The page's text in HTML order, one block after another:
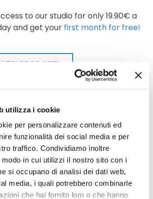
utilizza i cookie
per personalizzare contenuti ed
funzionalità dei social media e per
traffico. Condividiamo inoltre
in cui utilizzi il nostro sito con i
si occupano di analisi dei dati web,
media, i quali potrebbero combinarle
che hai fornito loro o che hanno
to our studio for only 19.90€ a
and get your first month for free!
PRODOTTI
to our studio for only 19.90€ a